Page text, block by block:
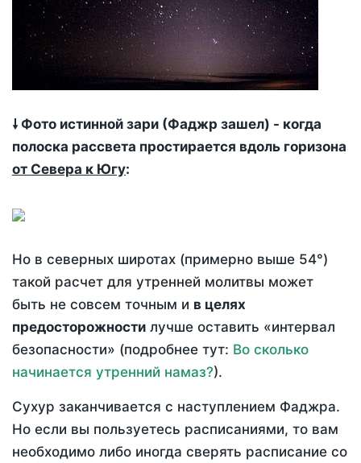
🠗 Фото истинной зари (Фаджр зашел) - когда
полоска рассвета простирается вдоль горизона
от Севера к Югу:
Но в северных широтах (примерно выше 54°)
такой расчет для утренней молитвы может
быть не совсем точным и в целях
предосторожности лучше оставить «интервал
безопасности» (подробнее тут: Во сколько
начинается утренний намаз?).
Сухур заканчивается с наступлением Фаджра.
Но если вы пользуетесь расписаниями, то вам
необходимо либо иногда сверять расписание со